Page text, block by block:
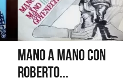
MANO A MANO CON
ROBERTO...